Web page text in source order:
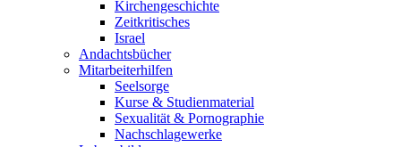
Kirchengeschichte
Zeitkritisches
Israel
Andachtsbücher
Mitarbeiterhilfen
Seelsorge
Kurse & Studienmaterial
Sexualität & Pornographie
Nachschlagewerke